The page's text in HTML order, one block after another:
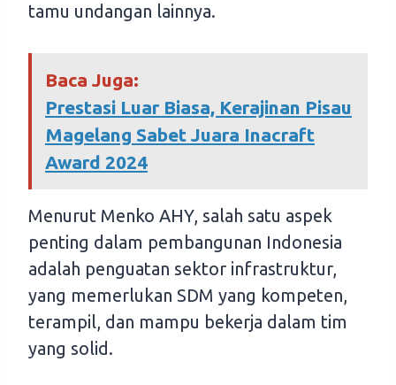
tamu undangan lainnya.
Baca Juga:
Prestasi Luar Biasa, Kerajinan Pisau
Magelang Sabet Juara Inacraft
Award 2024
Menurut Menko AHY, salah satu aspek
penting dalam pembangunan Indonesia
adalah penguatan sektor infrastruktur,
yang memerlukan SDM yang kompeten,
terampil, dan mampu bekerja dalam tim
yang solid.